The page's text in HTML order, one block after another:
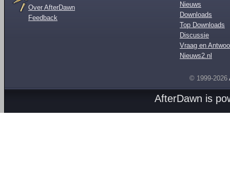
Over AfterDawn
Feedback
Nieuws
Downloads
Top Downloads
Discussie
Vraag en
Nieuws2.nl
© 1999-2026
AfterDawn is